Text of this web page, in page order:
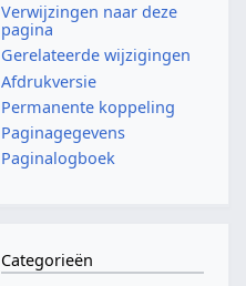
Verwijzingen naar deze
pagina
Gerelateerde wijzigingen
Afdrukversie
Permanente koppeling
Paginagegevens
Paginalogboek
Categorieën